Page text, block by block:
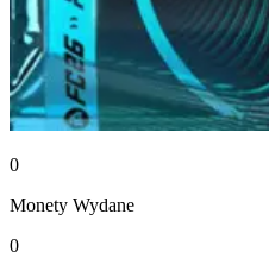
0
Monety Wydane
0